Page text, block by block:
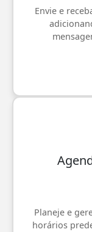
Envie e
Planeje e
horários